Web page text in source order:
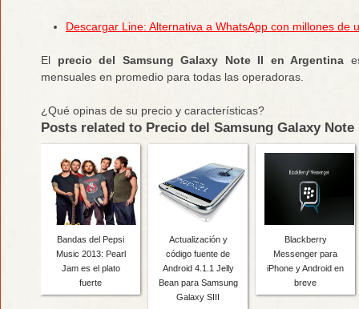
Descargar Line: Alternativa a WhatsApp con millones de
El precio del Samsung Galaxy Note II en Argentina
mensuales en promedio para todas las operadoras.
¿Qué opinas de su precio y características?
Posts related to Precio del Samsung Galaxy Note
Bandas del Pepsi
Music 2013: Pearl
Jam es el plato
fuerte
Actualización y
código fuente de
Android 4.1.1 Jelly
Bean para Samsung
Galaxy SIII
Blackberry
Messenger para
iPhone y Android en
breve